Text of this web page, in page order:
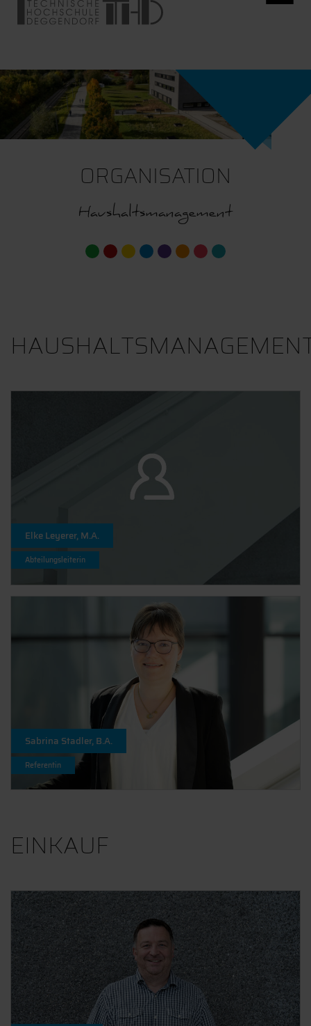
ORGANISATION
Haushaltsmanagement
Elke Leyerer, M.A.
Abteilungsleiterin
Sabrina Stadler, B.A.
Referentin
EINKAUF